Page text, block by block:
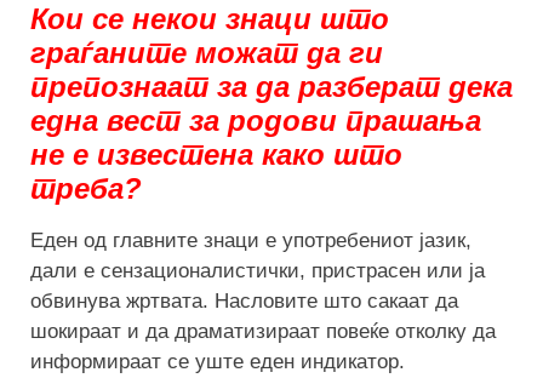
Кои се некои знаци што
граѓаните можат да ги
препознаат за да разберат дека
една вест за родови прашања
не е известена како што
треба?
Еден од главните знаци е употребениот јазик,
дали е сензационалистички, пристрасен или ја
обвинува жртвата. Насловите што сакаат да
шокираат и да драматизираат повеќе отколку да
информираат се уште еден индикатор.